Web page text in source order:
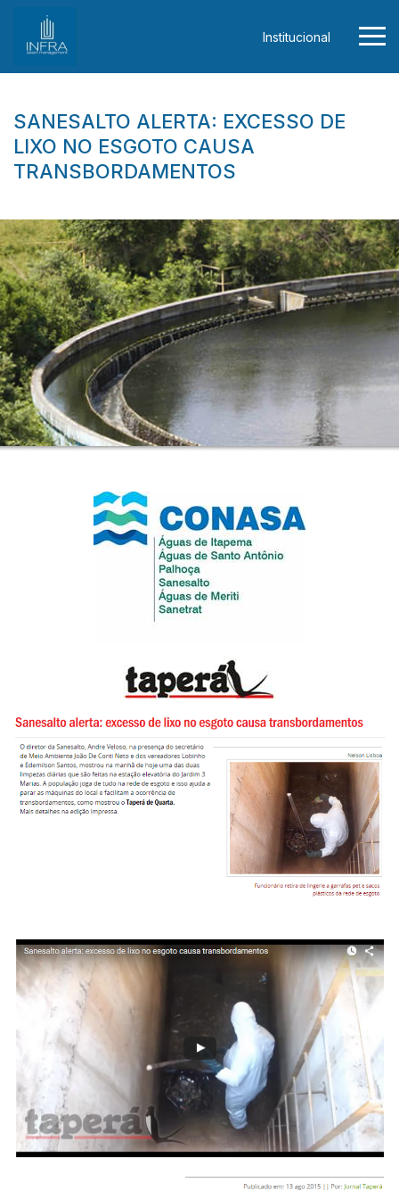
Institucional
SANESALTO ALERTA: EXCESSO DE
LIXO NO ESGOTO CAUSA
TRANSBORDAMENTOS